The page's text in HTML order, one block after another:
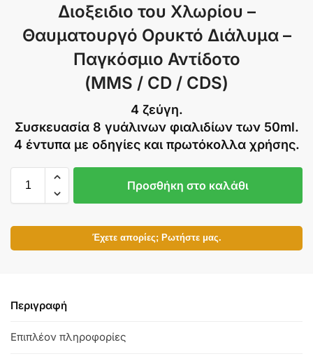
Διοξειδιο του Χλωρίου –
Θαυματουργό Ορυκτό Διάλυμα –
Παγκόσμιο Αντίδοτο
(MMS / CD / CDS)
4 ζεύγη.
Συσκευασία 8 γυάλινων φιαλιδίων των 50ml.
4 έντυπα με οδηγίες και πρωτόκολλα χρήσης.
Προσθήκη στο καλάθι
Έχετε απορίες; Ρωτήστε μας.
Περιγραφή
Επιπλέον πληροφορίες